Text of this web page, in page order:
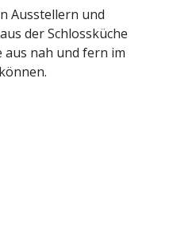
Ausstellern und
der Schlossküche
aus nah und fern im